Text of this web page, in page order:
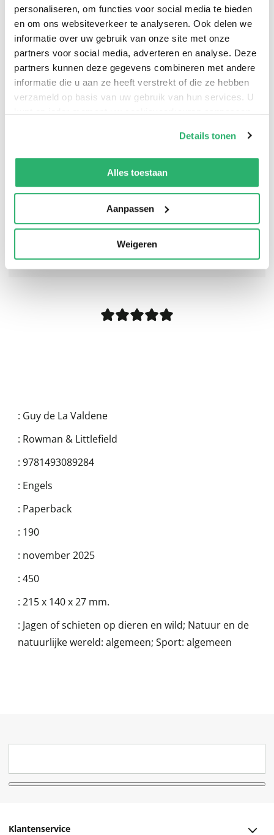
personaliseren, om functies voor social media te bieden
en om ons websiteverkeer te analyseren. Ook delen we
informatie over uw gebruik van onze site met onze
partners voor social media, adverteren en analyse. Deze
partners kunnen deze gegevens combineren met andere
informatie die u aan ze heeft verstrekt of die ze hebben
verzameld op basis van uw gebruik van hun services. U
kunt op ieder moment uw cookievoorkeuren aanpassen
We werken samen met13 derdendie uw gegevens
kunnen ontvangen en verwerken.
Details tonen
Alles toestaan
Aanpassen
Weigeren
Making Game is an edgy, elegant examination of the
habits and history of a reclusive gamebird native to
Europe and North America, the woodcock.
0|0
: Guy de La Valdene
: Rowman & Littlefield
: 9781493089284
: Engels
: Paperback
: 190
: november 2025
: 450
: 215 x 140 x 27 mm.
: Jagen of schieten op dieren en wild; Natuur en de
natuurlijke wereld: algemeen; Sport: algemeen
Klantenservice